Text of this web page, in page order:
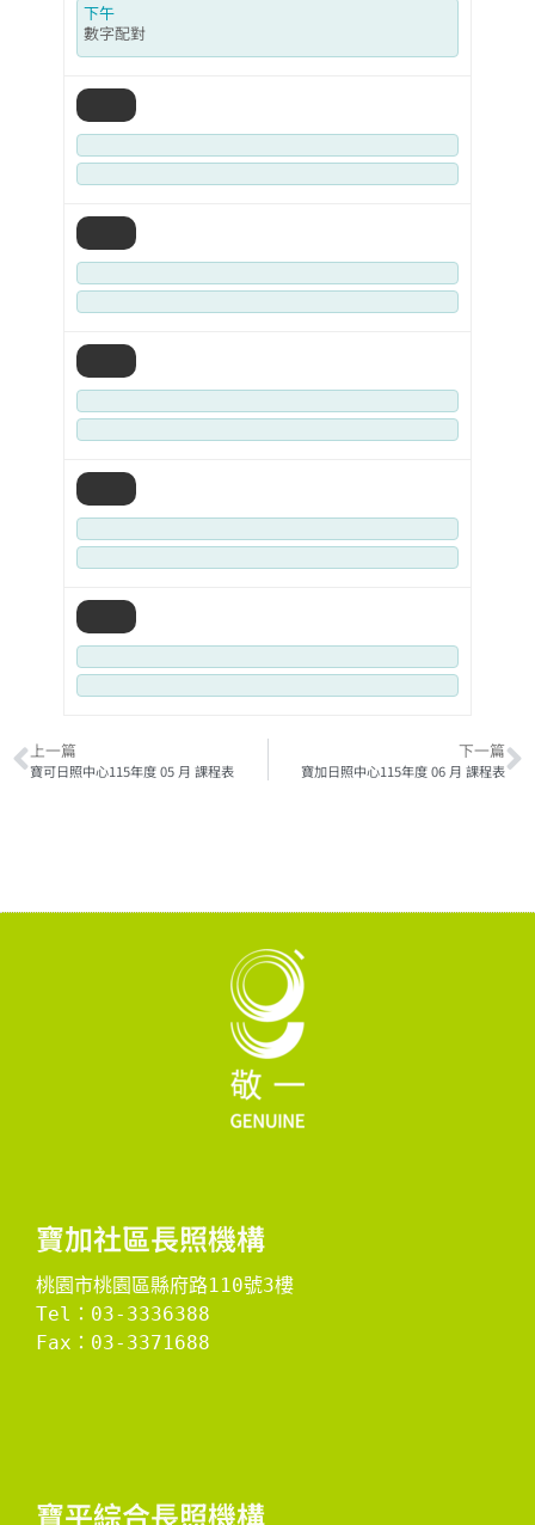
下午
數字配對
上一篇
寶可日照中心115年度 05 月 課程表
下一篇
寶加日照中心115年度 06 月 課程表
寶加社區長照機構
桃園市桃園區縣府路110號3樓
Tel：03-3336388
Fax：03-3371688
​寶平綜合長照機構​